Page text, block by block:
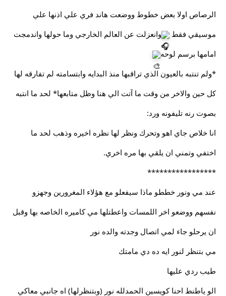
الرصاص اولا بعض خطوط ووضعت هاند فري علي اذنها علي
موسيقي فقط
وانعزلت عن العالم الخارجي وما حولها واندمجت
امامها برسم لوحه
*ولم تنتبه بالعيون الذي تراقبها منذ البدايه وابتسامته لم تفارقه لها
كل حين والاخر من وقت ما آتت الي هنا وظل متابعها* لحد ما انتبه
بصوت رنه تليفونه ورد:
انا خلاص جاي اهو وتحرك ونظر لها نظره اخيره وذهب لحد ما
اختفي وتمني ان يلقي بها مره اخري.
*****************
عند مي ونور خططو ماذا سيفعلو مع هؤلاء المغرورين وجهزو
نفسهم ووضعو اخر اللمسات واعطتلها مي كاميره الخاصه بها وقبل
ان يرحلو جاء لمي اتصال وجدته والده نور
مي بتنظر لنور ايه ده دي مامتك
طيب ردي عليها
الو ياطنط احنا كويسين الحمدلله نور (وبتنظرلها) اه جانبي معاكي